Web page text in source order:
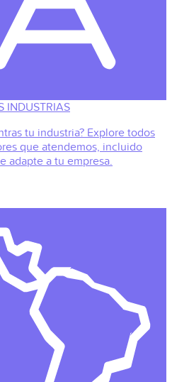
INDUSTRIAS
tu industria? Explore todos
que atendemos, incluido
adapte a tu empresa.